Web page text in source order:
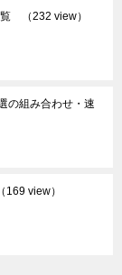
覧 （232 view）
の組み合わせ・速
（169 view）